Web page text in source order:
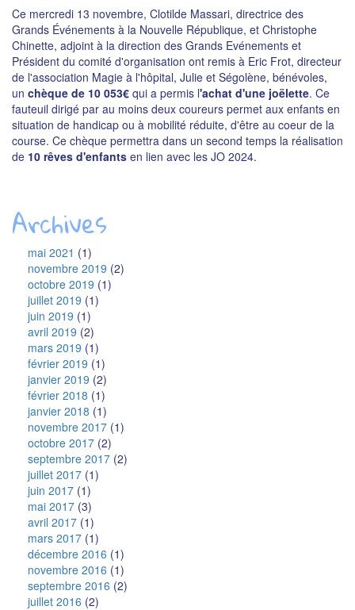
Ce mercredi 13 novembre, Clotilde Massari, directrice des
Grands Événements à la Nouvelle République, et Christophe
Chinette, adjoint à la direction des Grands Evénements et
Président du comité d'organisation ont remis à Eric Frot, directeur
de l'association Magie à l'hôpital, Julie et Ségolène, bénévoles,
un chèque de 10 053€ qui a permis l'achat d'une joëlette. Ce
fauteuil dirigé par au moins deux coureurs permet aux enfants en
situation de handicap ou à mobilité réduite, d'être au coeur de la
course. Ce chèque permettra dans un second temps la réalisation
de 10 rêves d'enfants en lien avec les JO 2024.
Archives
mai 2021 (1)
novembre 2019 (2)
octobre 2019 (1)
juillet 2019 (1)
juin 2019 (1)
avril 2019 (2)
mars 2019 (1)
février 2019 (1)
janvier 2019 (2)
février 2018 (1)
janvier 2018 (1)
novembre 2017 (1)
octobre 2017 (2)
septembre 2017 (2)
juillet 2017 (1)
juin 2017 (1)
mai 2017 (3)
avril 2017 (1)
mars 2017 (1)
décembre 2016 (1)
novembre 2016 (1)
septembre 2016 (2)
juillet 2016 (2)